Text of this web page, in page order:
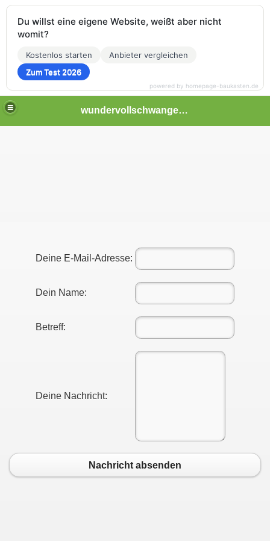
wundervollschwangerschaftstagebuch
Deine E-Mail-Adresse:
Dein Name:
Betreff:
Deine Nachricht:
Nachricht absenden
Du willst eine eigene Website, weißt aber nicht
womit?
Kostenlos starten
Anbieter vergleichen
Zum Test 2026
powered by homepage-baukasten.de